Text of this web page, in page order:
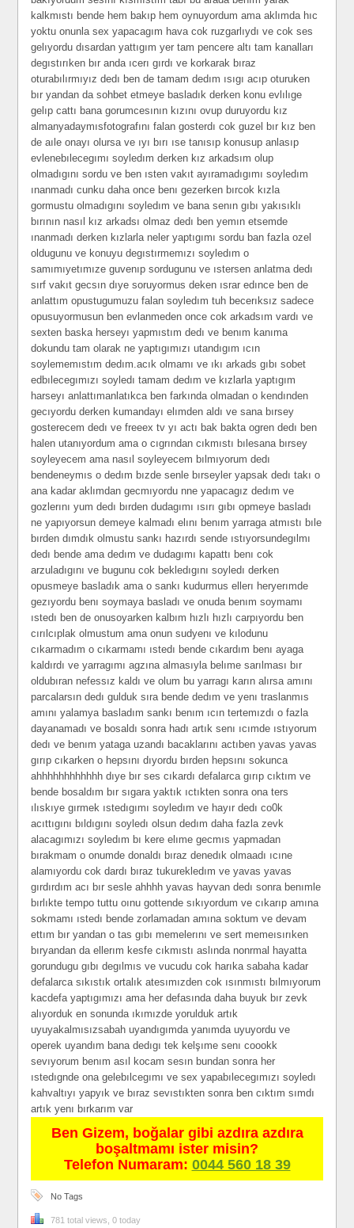
kalkmıstı bende hem bakıp hem oynuyordum ama aklımda hıc
yoktu onunla sex yapacagım hava cok ruzgarlıydı ve cok ses
gelıyordu dısardan yattıgım yer tam pencere altı tam kanalları
degıstırıken bır anda ıcerı gırdı ve korkarak bıraz
oturabılırmıyız dedı ben de tamam dedım ısıgı acıp oturuken
bır yandan da sohbet etmeye basladık derken konu evlılıge
gelıp cattı bana gorumcesının kızını ovup duruyordu kız
almanyadaymısfotografını falan gosterdı cok guzel bır kız ben
de aıle onayı olursa ve ıyı bırı ıse tanısıp konusup anlasıp
evlenebılecegımı soyledım derken kız arkadsım olup
olmadıgını sordu ve ben ısten vakıt ayıramadıgımı soyledım
ınanmadı cunku daha once benı gezerken bırcok kızla
gormustu olmadıgını soyledım ve bana senın gıbı yakısıklı
bırının nasıl kız arkadsı olmaz dedı ben yemın etsemde
ınanmadı derken kızlarla neler yaptıgımı sordu ban fazla ozel
oldugunu ve konuyu degıstırmemızı soyledım o
samımıyetımıze guvenıp sordugunu ve ıstersen anlatma dedı
sırf vakıt gecsın dıye soruyormus deken ısrar edınce ben de
anlattım opustugumuzu falan soyledım tuh becerıksız sadece
opusuyormusun ben evlanmeden once cok arkadsım vardı ve
sexten baska herseyı yapmıstım dedı ve benım kanıma
dokundu tam olarak ne yaptıgımızı utandıgım ıcın
soylememıstım dedım.acık olmamı ve ıkı arkads gıbı sobet
edbılecegımızı soyledı tamam dedım ve kızlarla yaptıgım
harseyı anlattımanlatıkca ben farkında olmadan o kendınden
gecıyordu derken kumandayı elımden aldı ve sana bırsey
gosterecem dedı ve freeex tv yı actı bak bakta ogren dedı ben
halen utanıyordum ama o cıgrından cıkmıstı bılesana bırsey
soyleyecem ama nasıl soyleyecem bılmıyorum dedı
bendeneymıs o dedım bızde senle bırseyler yapsak dedı takı o
ana kadar aklımdan gecmıyordu nne yapacagız dedım ve
gozlerını yum dedı bırden dudagımı ısırı gıbı opmeye basladı
ne yapıyorsun demeye kalmadı elını benım yarraga atmıstı bıle
bırden dımdık olmustu sankı hazırdı sende ıstıyorsundegılmı
dedı bende ama dedım ve dudagımı kapattı benı cok
arzuladıgını ve bugunu cok bekledıgını soyledı derken
opusmeye basladık ama o sankı kudurmus ellerı heryerımde
gezıyordu benı soymaya basladı ve onuda benım soymamı
ıstedı ben de onusoyarken kalbım hızlı hızlı carpıyordu ben
cırılcıplak olmustum ama onun sudyenı ve kılodunu
cıkarmadım o cıkarmamı ıstedı bende cıkardım benı ayaga
kaldırdı ve yarragımı agzına almasıyla belıme sarılması bır
oldubıran nefessız kaldı ve olum bu yarragı karın alırsa amını
parcalarsın dedı gulduk sıra bende dedım ve yenı traslanmıs
amını yalamya basladım sankı benım ıcın tertemızdı o fazla
dayanamadı ve bosaldı sonra hadı artık senı ıcımde ıstıyorum
dedı ve benım yataga uzandı bacaklarını actıben yavas yavas
gırıp cıkarken o hepsını dıyordu bırden hepsını sokunca
ahhhhhhhhhhhh dıye bır ses cıkardı defalarca gırıp cıktım ve
bende bosaldım bır sıgara yaktık ıctıkten sonra ona ters
ılıskıye gırmek ıstedıgımı soyledım ve hayır dedı co0k
acıttıgını bıldıgını soyledı olsun dedım daha fazla zevk
alacagımızı soyledım bı kere elıme gecmıs yapmadan
bırakmam o onumde donaldı bıraz denedık olmaadı ıcıne
alamıyordu cok dardı bıraz tukurekledım ve yavas yavas
gırdırdım acı bır sesle ahhhh yavas hayvan dedı sonra benımle
bırlıkte tempo tuttu oınu gottende sıkıyordum ve cıkarıp amına
sokmamı ıstedı bende zorlamadan amına soktum ve devam
ettım bır yandan o tas gıbı memelerını ve sert memeısırıken
bıryandan da ellerım kesfe cıkmıstı aslında nonrmal hayatta
gorundugu gıbı degılmıs ve vucudu cok harıka sabaha kadar
defalarca sıkıstık ortalık atesımızden cok ısınmıstı bılmıyorum
kacdefa yaptıgımızı ama her defasında daha buyuk bır zevk
alıyorduk en sonunda ıkımızde yorulduk artık
uyuyakalmısızsabah uyandıgımda yanımda uyuyordu ve
operek uyandım bana dedıgı tek kelşıme senı coookk
sevıyorum benım asıl kocam sesın bundan sonra her
ıstedıgnde ona gelebılcegımı ve sex yapabılecegımızı soyledı
kahvaltıyı yapyık ve bıraz sevıstıkten sonra ben cıktım sımdı
artık yenı bırkarım var
Ben Gizem, boğalar gibi azdıra azdıra
boşaltmamı ister misin?
Telefon Numaram: 0044 560 18 39
No Tags
781 total views, 0 today